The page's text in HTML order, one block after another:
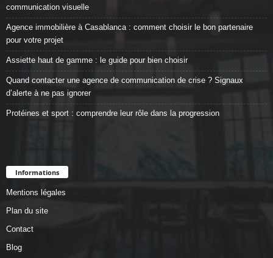
communication visuelle
Agence immobilière à Casablanca : comment choisir le bon partenaire
pour votre projet
Assiette haut de gamme : le guide pour bien choisir
Quand contacter une agence de communication de crise ? Signaux
d’alerte à ne pas ignorer
Protéines et sport : comprendre leur rôle dans la progression
Informations
Mentions légales
Plan du site
Contact
Blog